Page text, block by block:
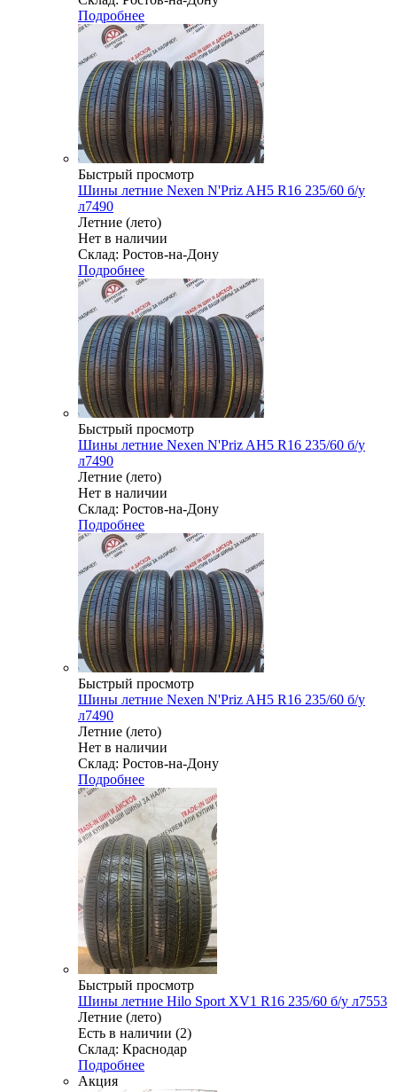
Подробнее
Быстрый просмотр
Шины летние Nexen N'Priz AH5 R16 235/60 б/у
л7490
Летние (лето)
Нет в наличии
Склад: Ростов-на-Дону
Подробнее
Быстрый просмотр
Шины летние Nexen N'Priz AH5 R16 235/60 б/у
л7490
Летние (лето)
Нет в наличии
Склад: Ростов-на-Дону
Подробнее
Быстрый просмотр
Шины летние Nexen N'Priz AH5 R16 235/60 б/у
л7490
Летние (лето)
Нет в наличии
Склад: Ростов-на-Дону
Подробнее
Быстрый просмотр
Шины летние Hilo Sport XV1 R16 235/60 б/у л7553
Летние (лето)
Есть в наличии (2)
Склад: Краснодар
Подробнее
Акция